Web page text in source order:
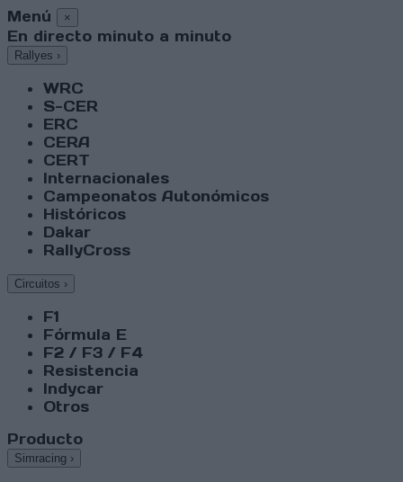
Menú ×
En directo minuto a minuto
Rallyes ›
WRC
S-CER
ERC
CERA
CERT
Internacionales
Campeonatos Autonómicos
Históricos
Dakar
RallyCross
Circuitos ›
F1
Fórmula E
F2 / F3 / F4
Resistencia
Indycar
Otros
Producto
Simracing ›